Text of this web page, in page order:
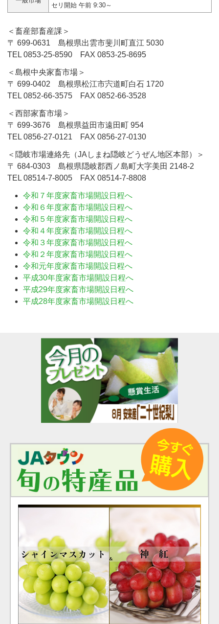
セリ開始 午前 9:30～
＜畜産部畜産課＞
〒 699-0631 島根県出雲市斐川町直江 5030
TEL 0853-25-8590 FAX 0853-25-8695
＜島根中央家畜市場＞
〒 699-0402 島根県松江市宍道町白石 1720
TEL 0852-66-3575 FAX 0852-66-3528
＜西部家畜市場＞
〒 699-3676 島根県益田市遠田町 954
TEL 0856-27-0121 FAX 0856-27-0130
＜隠岐市場連絡先（JAしまね隠岐どうぜん地区本部）＞
〒 684-0303 島根県隠岐郡西ノ島町大字美田 2148-2
TEL 08514-7-8005 FAX 08514-7-8808
令和７年度家畜市場開設日程へ
令和６年度家畜市場開設日程へ
令和５年度家畜市場開設日程へ
令和４年度家畜市場開設日程へ
令和３年度家畜市場開設日程へ
令和２年度家畜市場開設日程へ
令和元年度家畜市場開設日程へ
平成30年度家畜市場開設日程へ
平成29年度家畜市場開設日程へ
平成28年度家畜市場開設日程へ